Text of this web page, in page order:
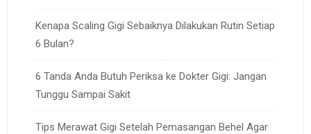
Kenapa Scaling Gigi Sebaiknya Dilakukan Rutin Setiap
6 Bulan?
6 Tanda Anda Butuh Periksa ke Dokter Gigi: Jangan
Tunggu Sampai Sakit
Tips Merawat Gigi Setelah Pemasangan Behel Agar